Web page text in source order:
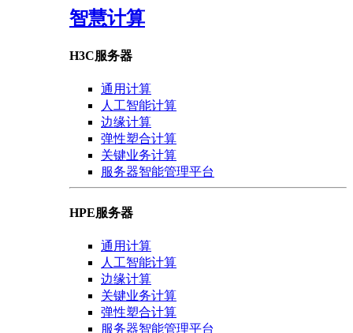
智慧计算
H3C服务器
通用计算
人工智能计算
边缘计算
弹性塑合计算
关键业务计算
服务器智能管理平台
HPE服务器
通用计算
人工智能计算
边缘计算
关键业务计算
弹性塑合计算
服务器智能管理平台